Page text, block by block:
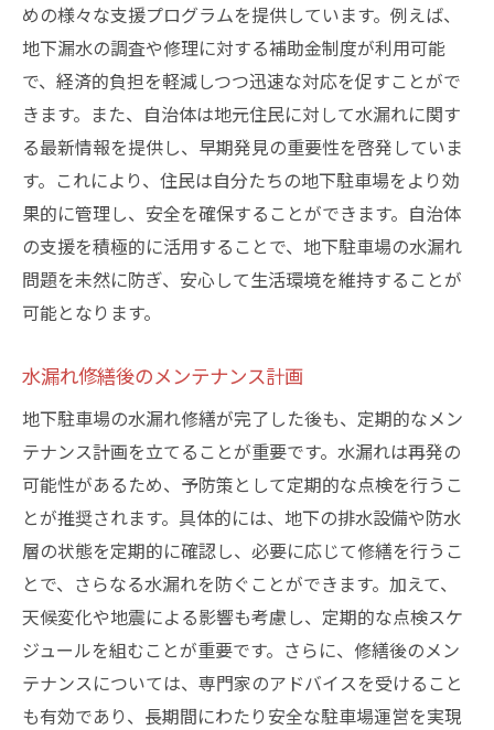
利用者からのフィードバックを活かす方法
持続可能な駐車環境のための長期計画
めの様々な支援プログラムを提供しています。例えば、
地下漏水の調査や修理に対する補助金制度が利用可能
で、経済的負担を軽減しつつ迅速な対応を促すことがで
きます。また、自治体は地元住民に対して水漏れに関す
る最新情報を提供し、早期発見の重要性を啓発していま
す。これにより、住民は自分たちの地下駐車場をより効
果的に管理し、安全を確保することができます。自治体
の支援を積極的に活用することで、地下駐車場の水漏れ
問題を未然に防ぎ、安心して生活環境を維持することが
可能となります。
水漏れ修繕後のメンテナンス計画
地下駐車場の水漏れ修繕が完了した後も、定期的なメン
テナンス計画を立てることが重要です。水漏れは再発の
可能性があるため、予防策として定期的な点検を行うこ
とが推奨されます。具体的には、地下の排水設備や防水
層の状態を定期的に確認し、必要に応じて修繕を行うこ
とで、さらなる水漏れを防ぐことができます。加えて、
天候変化や地震による影響も考慮し、定期的な点検スケ
ジュールを組むことが重要です。さらに、修繕後のメン
テナンスについては、専門家のアドバイスを受けること
も有効であり、長期間にわたり安全な駐車場運営を実現